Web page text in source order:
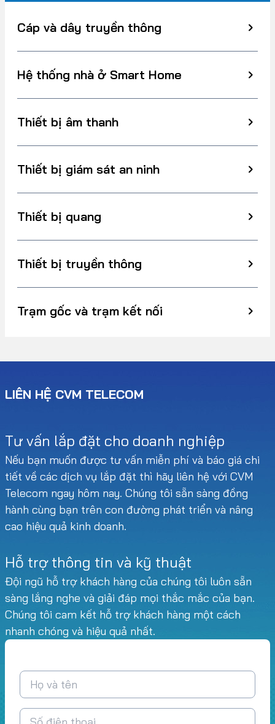
Cáp và dây truyền thông
Hệ thống nhà ở Smart Home
Thiết bị âm thanh
Thiết bị giám sát an ninh
Thiết bị quang
Thiết bị truyền thông
Trạm gốc và trạm kết nối
LIÊN HỆ CVM TELECOM
Tư vấn lắp đặt cho doanh nghiệp
Nếu bạn muốn được tư vấn miễn phí và báo giá chi
tiết về các dịch vụ lắp đặt thì hãy liên hệ với CVM
Telecom ngay hôm nay. Chúng tôi sẵn sàng đồng
hành cùng bạn trên con đường phát triển và nâng
cao hiệu quả kinh doanh.
Hỗ trợ thông tin và kỹ thuật
Đội ngũ hỗ trợ khách hàng của chúng tôi luôn sẵn
sàng lắng nghe và giải đáp mọi thắc mắc của bạn.
Chúng tôi cam kết hỗ trợ khách hàng một cách
nhanh chóng và hiệu quả nhất.